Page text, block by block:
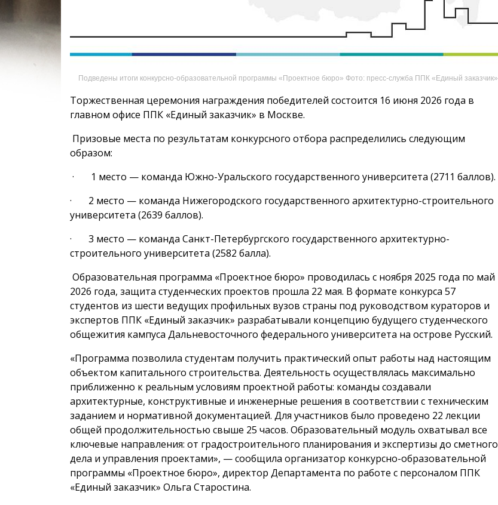
Подведены итоги конкурсно-образовательной программы «Проектное бюро» Фото: пресс-служба ППК «Единый заказчик»
Торжественная церемония награждения победителей состоится 16 июня 2026 года в
главном офисе ППК «Единый заказчик» в Москве.
Призовые места по результатам конкурсного отбора распределились следующим
образом:
· 1 место — команда Южно-Уральского государственного университета (2711 баллов).
· 2 место — команда Нижегородского государственного архитектурно-строительного
университета (2639 баллов).
· 3 место — команда Санкт-Петербургского государственного архитектурно-
строительного университета (2582 балла).
Образовательная программа «Проектное бюро» проводилась с ноября 2025 года по май
2026 года, защита студенческих проектов прошла 22 мая. В формате конкурса 57
студентов из шести ведущих профильных вузов страны под руководством кураторов и
экспертов ППК «Единый заказчик» разрабатывали концепцию будущего студенческого
общежития кампуса Дальневосточного федерального университета на острове Русский.
«Программа позволила студентам получить практический опыт работы над настоящим
объектом капитального строительства. Деятельность осуществлялась максимально
приближенно к реальным условиям проектной работы: команды создавали
архитектурные, конструктивные и инженерные решения в соответствии с техническим
заданием и нормативной документацией. Для участников было проведено 22 лекции
общей продолжительностью свыше 25 часов. Образовательный модуль охватывал все
ключевые направления: от градостроительного планирования и экспертизы до сметного
дела и управления проектами», — сообщила организатор конкурсно-образовательной
программы «Проектное бюро», директор Департамента по работе с персоналом ППК
«Единый заказчик» Ольга Старостина.